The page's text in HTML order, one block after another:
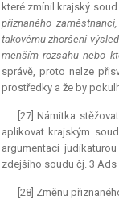
které zmínil krajský
přiznaného
takovému zhoršení
menším rozsahu nebo
správě, proto nelze
prostředky a že by
[27] Námitka
aplikovat krajským
argumentaci
zdejšího soudu čj. 3
[28] Změnu